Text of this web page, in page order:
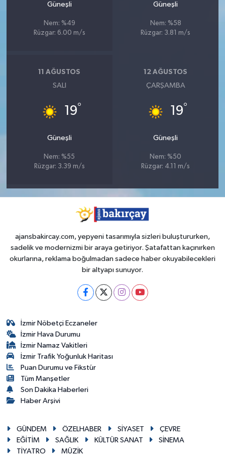
Güneşli
Nem: %49
Rüzgar: 6.00 m/s
Güneşli
Nem: %58
Rüzgar: 3.81 m/s
11 AĞUSTOS
SALI
19°
Güneşli
Nem: %55
Rüzgar: 3.39 m/s
12 AĞUSTOS
ÇARŞAMBA
19°
Güneşli
Nem: %50
Rüzgar: 4.11 m/s
ajansbakircay.com, yepyeni tasarımıyla sizleri buluştururken,
sadelik ve modernizmi bir araya getiriyor. Şatafattan kaçınırken
okurlarına, reklama boğulmadan sadece haber okuyabilecekleri
bir altyapı sunuyor.
İzmir Nöbetçi Eczaneler
İzmir Hava Durumu
İzmir Namaz Vakitleri
İzmir Trafik Yoğunluk Haritası
Puan Durumu ve Fikstür
Tüm Manşetler
Son Dakika Haberleri
Haber Arşivi
GÜNDEM ÖZELHABER SİYASET
ÇEVRE
EĞİTİM
SAĞLIK KÜLTÜR SANAT
SİNEMA
TİYATRO
MÜZİK